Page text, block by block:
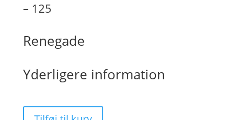
– 125
Renegade
Yderligere information